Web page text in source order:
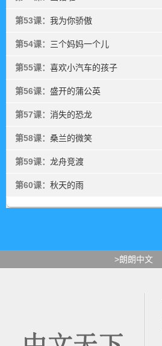
第53课： 我为你骄傲
第54课： 三个妈妈一个儿
第55课： 喜欢小汽车的孩子
第56课： 盛开的蒲公英
第57课： 消失的恐龙
第58课： 桑兰的微笑
第59课： 龙舟竞渡
第60课： 秋天的雨
>朗朗中文